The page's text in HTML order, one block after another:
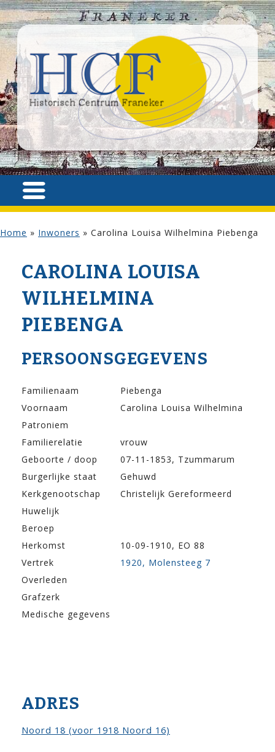
Home » Inwoners » Carolina Louisa Wilhelmina Piebenga
CAROLINA LOUISA
WILHELMINA
PIEBENGA
PERSOONSGEGEVENS
Familienaam
Piebenga
Voornaam
Carolina Louisa Wilhelmina
Patroniem
Familierelatie
vrouw
Geboorte / doop
07-11-1853, Tzummarum
Burgerlijke staat
Gehuwd
Kerkgenootschap
Christelijk Gereformeerd
Huwelijk
Beroep
Herkomst
10-09-1910, EO 88
Vertrek
1920, Molensteeg 7
Overleden
Grafzerk
Medische gegevens
ADRES
Noord 18 (voor 1918 Noord 16)